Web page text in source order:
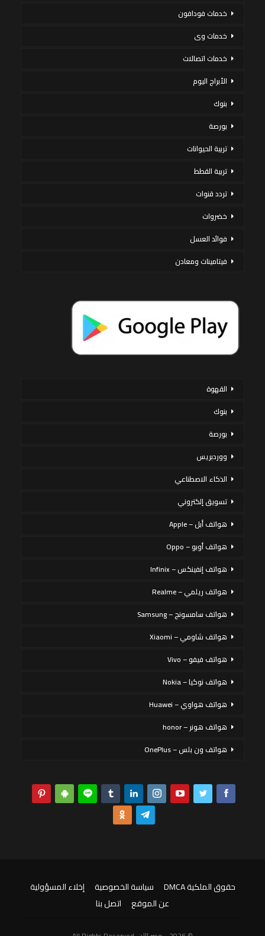
خدمات فودافون
خدمات وى
خدمات اتصالات
الأبراج اليوم
بنوك
بورصة
تربية الحيوانات
تربية القطط
تردد قنوات
خضروات
فوائد العسل
فيتامينات ومعادن
القهوة
بنوك
بورصة
ووردبريس
الذكاء الاصطناعي
تسويق إلكتروني
هواتف أبل – Apple
هواتف أوبو – Oppo
هواتف إنفينكس – Infinix
هواتف ريلمي – Realme
هواتف سامسونج – Samsung
هواتف شاومي – Xiaomi
هواتف فيفو – Vivo
هواتف نوكيا – Nokia
هواتف هواوي – Huawei
هواتف هونر – honor
هواتف ون بلس – OnePlus
حقوق الملكية DMCA سياسة الخصوصية
إخلاء المسؤولية
عن الموقع
اتصل بنا